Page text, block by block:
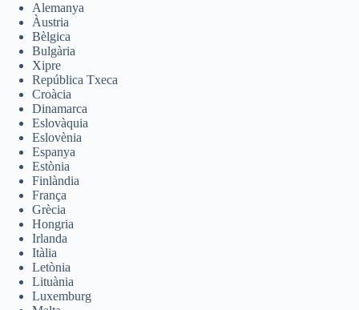
Alemanya
Àustria
Bèlgica
Bulgària
Xipre
República Txeca
Croàcia
Dinamarca
Eslovàquia
Eslovènia
Espanya
Estònia
Finlàndia
França
Grècia
Hongria
Irlanda
Itàlia
Letònia
Lituània
Luxemburg